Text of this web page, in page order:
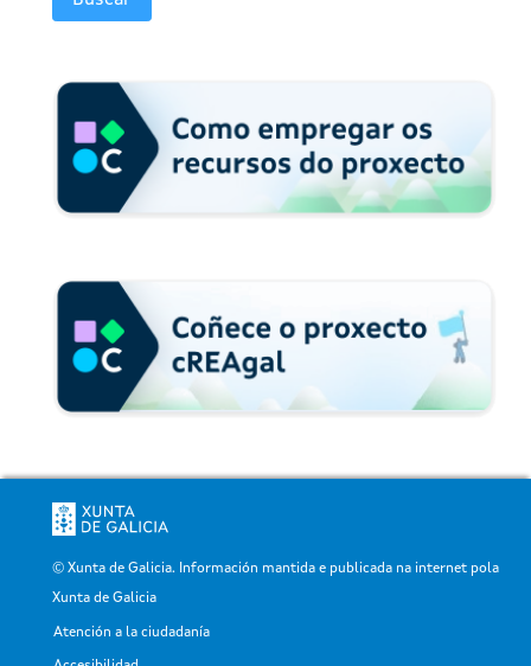
© Xunta de Galicia. Información mantida e publicada na internet pola
Xunta de Galicia
Pé
Atención a la ciudadanía